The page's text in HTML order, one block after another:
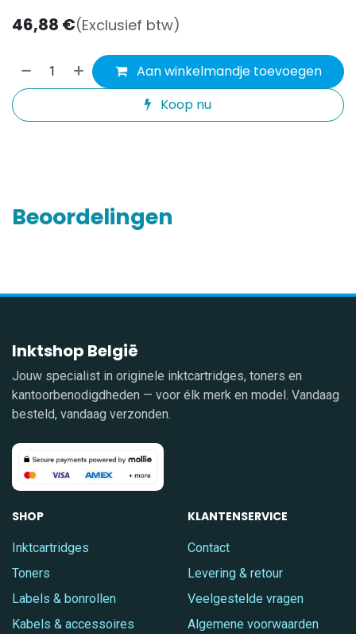
46,88 €(Exclusief btw)
Aan winkelmandje toevoegen
Koop nu
Beoordelingen
Inktshop België
Jouw specialist in originele inktcartridges, toners en
kantoorbenodigdheden — voor élk merk en model. Vandaag
besteld, vandaag verzonden.
SHOP
Inktcartridges
Toners
Labels & bonrollen
Kabels & accessoires
KLANTENSERVICE
Contact
Levering & retour
Veelgestelde vragen
Algemene voorwaarden